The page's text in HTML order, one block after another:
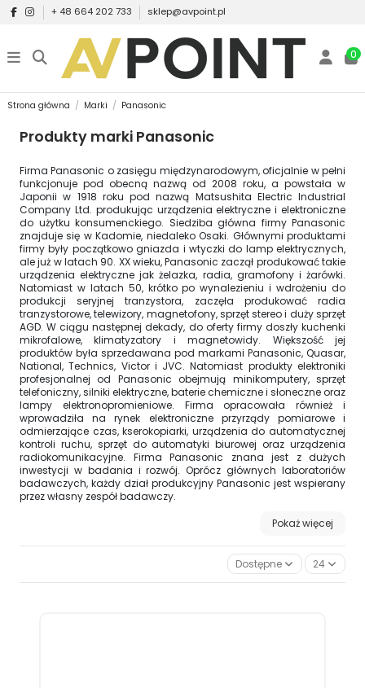
+ 48 664 202 733 sklep@avpoint.pl
0
Strona główna Marki Panasonic
Produkty marki Panasonic
Firma Panasonic o zasięgu międzynarodowym, oficjalnie w pełni
funkcjonuje pod obecną nazwą od 2008 roku, a powstała w
Japonii w 1918 roku pod nazwą Matsushita Electric Industrial
Company Ltd. produkując urządzenia elektryczne i elektroniczne
do użytku konsumenckiego. Siedziba główna firmy Panasonic
znajduje się w Kadomie, niedaleko Osaki. Głównymi produktami
firmy były początkowo gniazda i wtyczki do lamp elektrycznych,
ale już w latach 90. XX wieku, Panasonic zaczął produkować takie
urządzenia elektryczne jak żelazka, radia, gramofony i żarówki.
Natomiast w latach 50, krótko po wynalezieniu i wdrożeniu do
produkcji seryjnej tranzystora, zaczęła produkować radia
tranzystorowe, telewizory, magnetofony, sprzęt stereo i duży sprzęt
AGD. W ciągu następnej dekady, do oferty firmy doszły kuchenki
mikrofalowe, klimatyzatory i magnetowidy. Większość jej
produktów była sprzedawana pod markami Panasonic, Quasar,
National, Technics, Victor i JVC. Natomiast produkty elektroniki
profesjonalnej od Panasonic obejmują minikomputery, sprzęt
telefoniczny, silniki elektryczne, baterie chemiczne i słoneczne oraz
lampy elektronopromieniowe. Firma opracowała również i
wprowadziła na rynek elektroniczne przyrządy pomiarowe i
odmierzające czas, kserokopiarki, urządzenia do automatycznej
kontroli ruchu, sprzęt do automatyki biurowej oraz urządzenia
radiokomunikacyjne. Firma Panasonic znana jest z dużych
inwestycji w badania i rozwój. Oprócz głównych laboratoriów
badawczych, każdy dział produkcyjny Panasonic jest wspierany
przez własny zespół badawczy.
Pokaż więcej
Dostępne 24